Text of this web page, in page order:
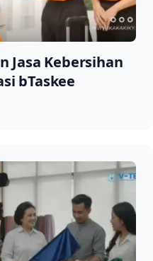
Jasa Kebersihan
bTaskee